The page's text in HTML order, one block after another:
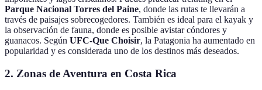
Parque Nacional Torres del Paine, donde las rutas te llevarán a
través de paisajes sobrecogedores. También es ideal para el kayak y
la observación de fauna, donde es posible avistar cóndores y
guanacos. Según UFC-Que Choisir, la Patagonia ha aumentado en
popularidad y es considerada uno de los destinos más deseados.
2. Zonas de Aventura en Costa Rica